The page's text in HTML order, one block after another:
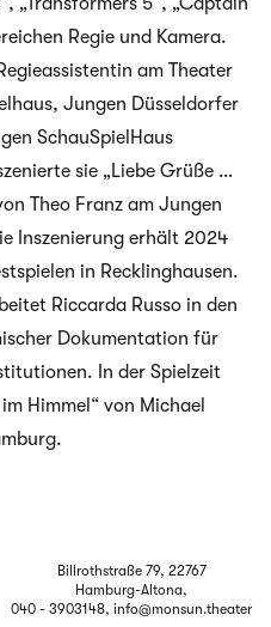
Regie und Kamera.
am Theater
Jungen Düsseldorfer
SchauSpielHaus
sie „Liebe Grüße …
Theo Franz am Jungen
Inszenierung erhält 2024
in Recklinghausen.
Riccarda Russo in den
Dokumentation für
In der Spielzeit
Himmel“ von Michael
Billrothstraße 79, 22767
Hamburg-Altona,
040 - 3903148, info@monsun.theater